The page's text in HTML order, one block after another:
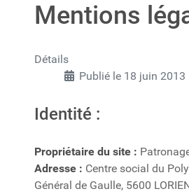
Mentions
Détails
Publié le 18 juin 2013
Identité :
Propriétaire du site :
Adresse : Centre social du
Général de Gaulle, 5600